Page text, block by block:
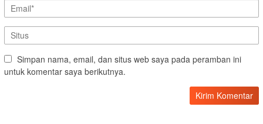
Simpan nama, email, dan situs web saya pada peramban ini
untuk komentar saya berikutnya.